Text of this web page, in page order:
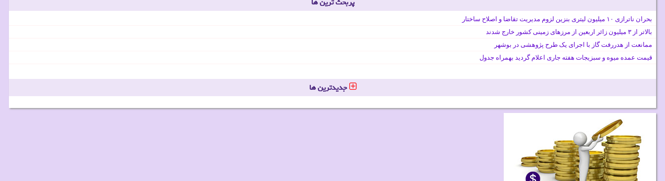
بحران ناترازی ۱۰ میلیون لیتری بنزین لزوم مدیریت تقاضا و اصلاح ساختار
بالاتر از ۳ میلیون زائر اربعین از مرزهای زمینی کشور خارج شدند
ممانعت از هدررفت گاز با اجرای یک طرح پژوهشی در بوشهر
قیمت عمده میوه و سبزیجات هفته جاری اعلام گردید بهمراه جدول
جدیدترین ها